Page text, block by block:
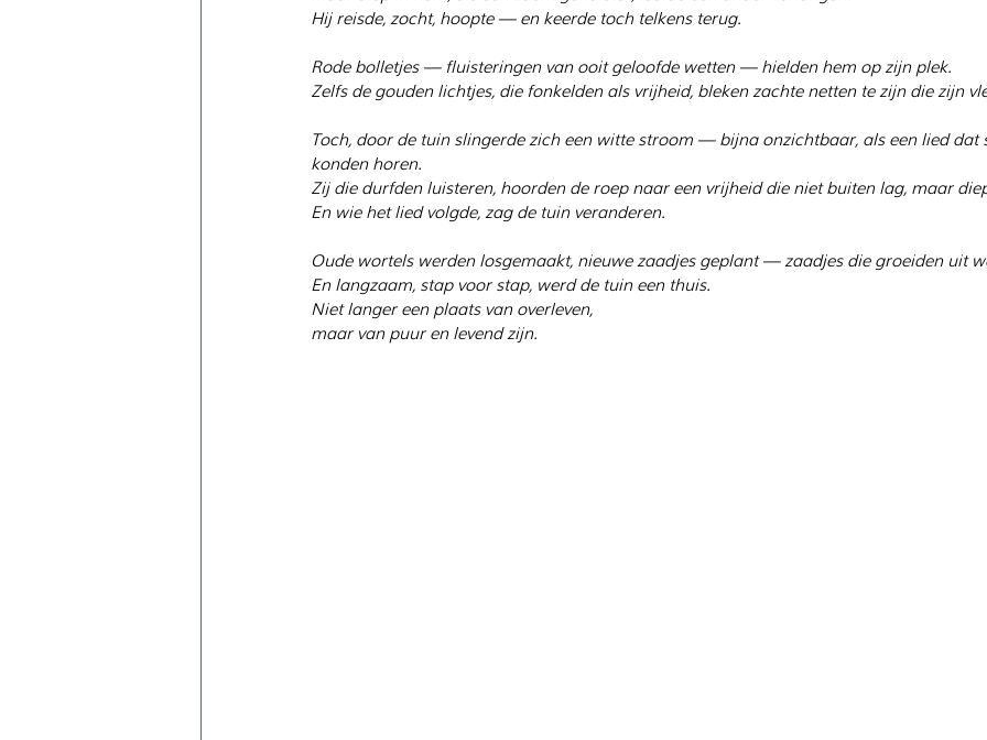
Hij reisde, zocht, hoopte — en keerde toch telkens terug.
Rode bolletjes — fluisteringen van ooit geloofde wetten — hielden hem op zijn plek.
Zelfs de gouden lichtjes, die fonkelden als vrijheid, bleken zachte netten te zijn die zijn
Toch, door de tuin slingerde zich een witte stroom — bijna onzichtbaar, als een lied dat
konden horen.
Zij die durfden luisteren, hoorden de roep naar een vrijheid die niet buiten lag, maar
En wie het lied volgde, zag de tuin veranderen.
Oude wortels werden losgemaakt, nieuwe zaadjes geplant — zaadjes die groeiden uit
En langzaam, stap voor stap, werd de tuin een thuis.
Niet langer een plaats van overleven,
maar van puur en levend zijn.